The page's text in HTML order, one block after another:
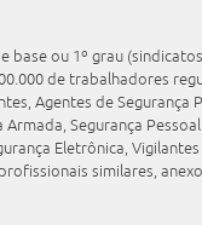
base ou 1º grau
de trabalhadores
Agentes de Segurança
Segurança
Eletrônica,
similares,